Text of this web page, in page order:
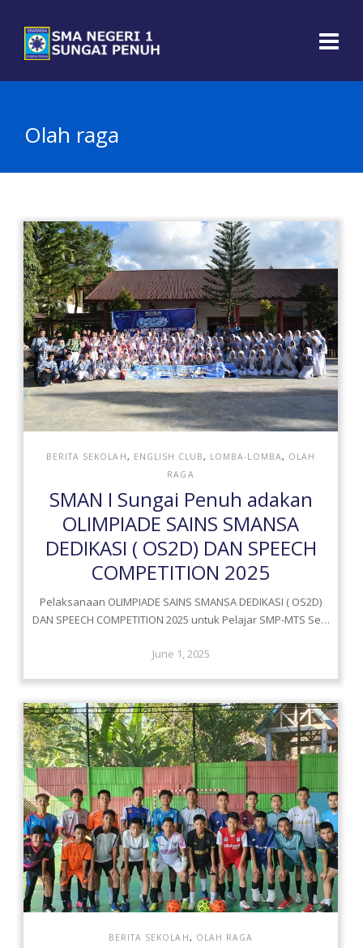
Olah raga
BERITA SEKOLAH , ENGLISH CLUB , LOMBA-LOMBA , OLAH
RAGA
SMAN I Sungai Penuh adakan
OLIMPIADE SAINS SMANSA
DEDIKASI ( OS2D) DAN SPEECH
COMPETITION 2025
Pelaksanaan OLIMPIADE SAINS SMANSA DEDIKASI ( OS2D)
DAN SPEECH COMPETITION 2025 untuk Pelajar SMP-MTS Se…
June 1, 2025
BERITA SEKOLAH, OLAH RAGA